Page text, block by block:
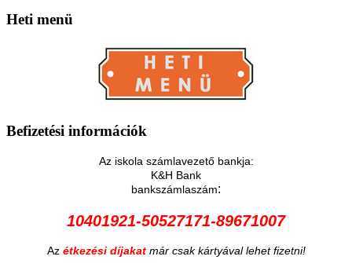
Heti menü
Befizetési információk
Az iskola számlavezető bankja:
K&H Bank
bankszámlaszám:
10401921-50527171-89671007
Az étkezési díjakat már csak kártyával lehet fizetni!